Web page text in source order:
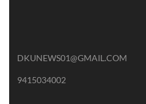
DKUNEWS01@GMAIL.COM
9415034002